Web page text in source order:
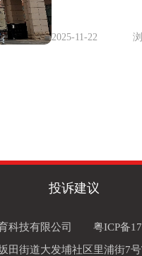
2025-11-22
投诉建议
科技有限公司
粤ICP备
田街道大发埔社区里浦街7